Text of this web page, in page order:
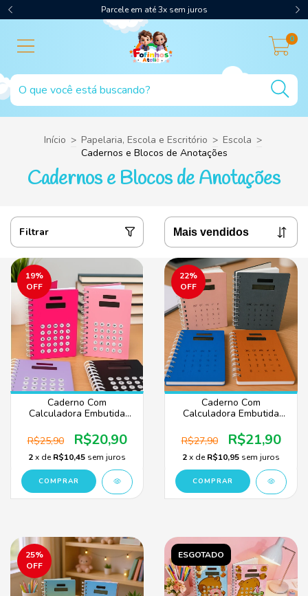
Parcele em até 3x sem juros
0
Início > Papelaria, Escola e Escritório > Escola >
Cadernos e Blocos de Anotações
Cadernos e Blocos de Anotações
Filtrar
19%
OFF
Caderno Com
Calculadora Embutida
Colorido
R$25,90 R$20,90
2x deR$10,45 sem juros
COMPRAR
22%
OFF
Caderno Com
Calculadora Embutida
Couro – Anotações +
Cálculo
R$27,90 R$21,90
2x deR$10,95 sem juros
COMPRAR
25%
OFF
ESGOTADO